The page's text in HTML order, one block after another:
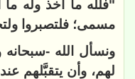
"فلله ما أخذ وله
مسمى؛ فلتصبروا
ونسأل الله -سبحانه
لهم، وأن يتقبَّلهم